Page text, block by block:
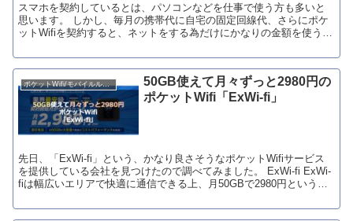
スマホを契約しているとは、パソコンなどを仕事で使う方も多いと
思います。 しかし、毎月の携帯代に自宅の固定回線代、さらにポケ
ットWifiを契約すると、ネットをする為だけにかなりの金額を使うこ
ポケットWifi/モバイルルーター
50GB使えて月々ずっと2980円の
ポケットWifi「ExWi-fi」
先日、「ExWi-fi」という、かなり良さそうなポケットWifiサービス
を提供している会社を見つけたので調べてみました。 ExWi-fi ExWi-
fiは幅広いエリアで快適に通信できる上、月50GBで2980円という業